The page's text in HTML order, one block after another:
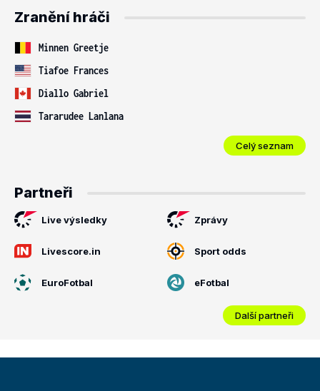
Zranění hráči
Minnen Greetje
Tiafoe Frances
Diallo Gabriel
Tararudee Lanlana
Celý seznam
Partneři
Live výsledky Zprávy
Livescore.in Sport odds
EuroFotbal eFotbal
Další partneři